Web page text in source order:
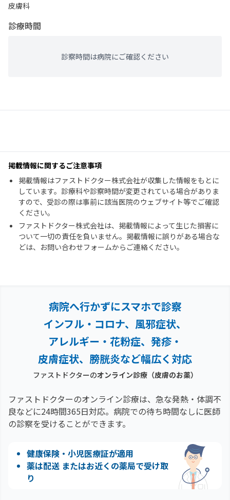
皮膚科
診療時間
診察時間は病院にご確認ください
掲載情報に関するご注意事項
掲載情報はファストドクター株式会社が収集した情報をもとに
しています。診療科や診察時間が変更されている場合がありま
すので、受診の際は事前に該当医院のウェブサイト等でご確認
ください。
ファストドクター株式会社は、掲載情報によって生じた損害に
ついて一切の責任を負いません。掲載情報に誤りがある場合な
どは、お問い合わせフォームからご連絡ください。
病院へ行かずにスマホで診察
インフル・コロナ、風邪症状、
アレルギー・花粉症、 発疹・
皮膚症状、膀胱炎など幅広く対応
ファストドクターのオンライン診療（皮膚のお薬）
ファストドクターのオンライン診療は、急な発熱・体調不
良などに24時間365日対応。 病院での待ち時間なしに医師
の診察を受けることができます。
健康保険・小児医療証が適用
薬は配送 またはお近くの薬局で受け取
り